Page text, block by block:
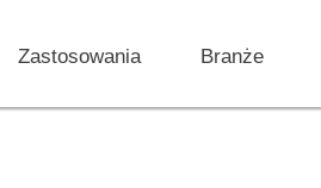
Zastosowania Branże